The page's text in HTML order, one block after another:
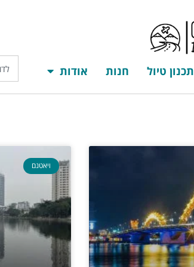
תכנון טיול חנות אודות
ויאטנם